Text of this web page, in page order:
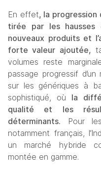
En effet, la progression
tirée par les
nouveaux produits et
forte valeur ajoutée,
volumes reste
passage progressif
sur les génériques à
sophistiqué, où la
qualité et les
déterminants. Pour
notamment français,
un marché hybride
montée en gamme.